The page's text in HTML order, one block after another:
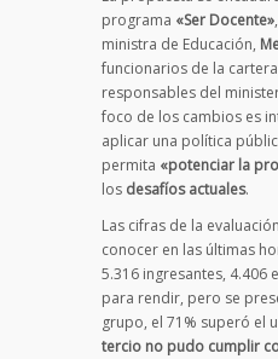
programa «Ser Docente»
ministra de Educación,
funcionarios de la
responsables del
foco de los cambios es
aplicar una política
permita «potenciar la
los desafíos actuales.
Las cifras de la
conocer en las últimas
5.316 ingresantes, 4.406
para rendir, pero se
grupo, el 71% superó el
tercio no pudo cumplir